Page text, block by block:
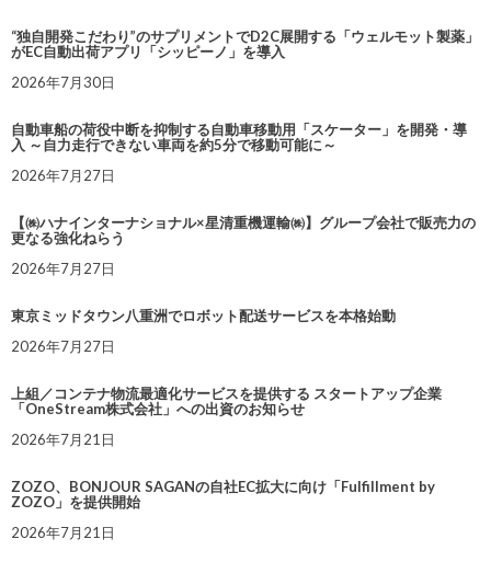
“独自開発こだわり”のサプリメントでD2C展開する「ウェルモット製薬」
がEC自動出荷アプリ「シッピーノ」を導入
2026年7月30日
自動車船の荷役中断を抑制する自動車移動用「スケーター」を開発・導
入 ～自力走行できない車両を約5分で移動可能に～
2026年7月27日
【㈱ハナインターナショナル×星清重機運輸㈱】グループ会社で販売力の
更なる強化ねらう
2026年7月27日
東京ミッドタウン八重洲でロボット配送サービスを本格始動
2026年7月27日
上組／コンテナ物流最適化サービスを提供する スタートアップ企業
「OneStream株式会社」への出資のお知らせ
2026年7月21日
ZOZO、BONJOUR SAGANの自社EC拡大に向け「Fulfillment by
ZOZO」を提供開始
2026年7月21日